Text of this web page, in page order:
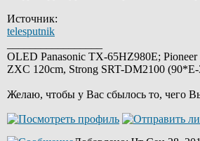
Источник:
telesputnik
OLED Panasonic TX-65HZ980E;
ZXC 120cm, Strong SRT-DM2100
Желаю, чтобы у Вас сбылось то, чего